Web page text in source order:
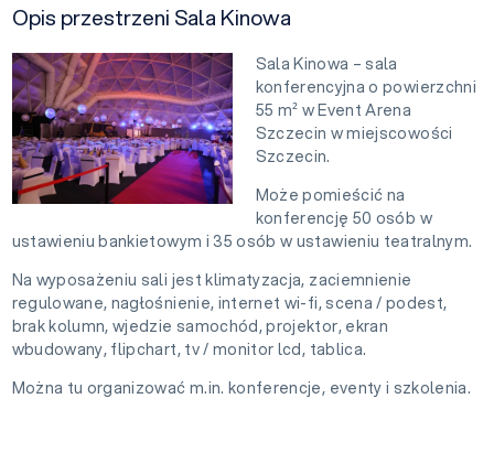
Opis przestrzeni Sala Kinowa
Sala Kinowa – sala
konferencyjna o powierzchni
55 m² w Event Arena
Szczecin w miejscowości
Szczecin.
Może pomieścić na
konferencję 50 osób w
ustawieniu bankietowym i 35 osób w ustawieniu teatralnym.
Na wyposażeniu sali jest klimatyzacja, zaciemnienie
regulowane, nagłośnienie, internet wi-fi, scena / podest,
brak kolumn, wjedzie samochód, projektor, ekran
wbudowany, flipchart, tv / monitor lcd, tablica.
Można tu organizować m.in. konferencje, eventy i szkolenia.